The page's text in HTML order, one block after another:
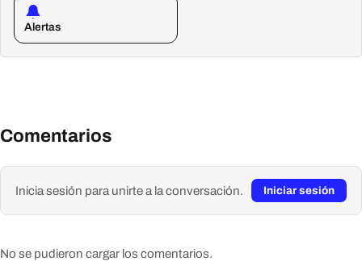
Alertas
Comentarios
Inicia sesión para unirte a la conversación. Iniciar sesión
No se pudieron cargar los comentarios.